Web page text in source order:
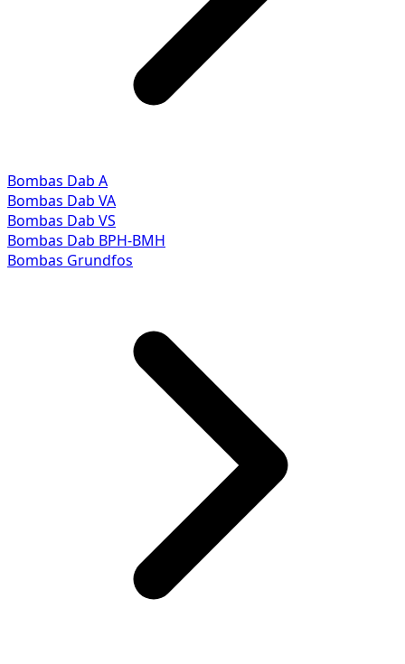
Bombas Dab A
Bombas Dab VA
Bombas Dab VS
Bombas Dab BPH-BMH
Bombas Grundfos